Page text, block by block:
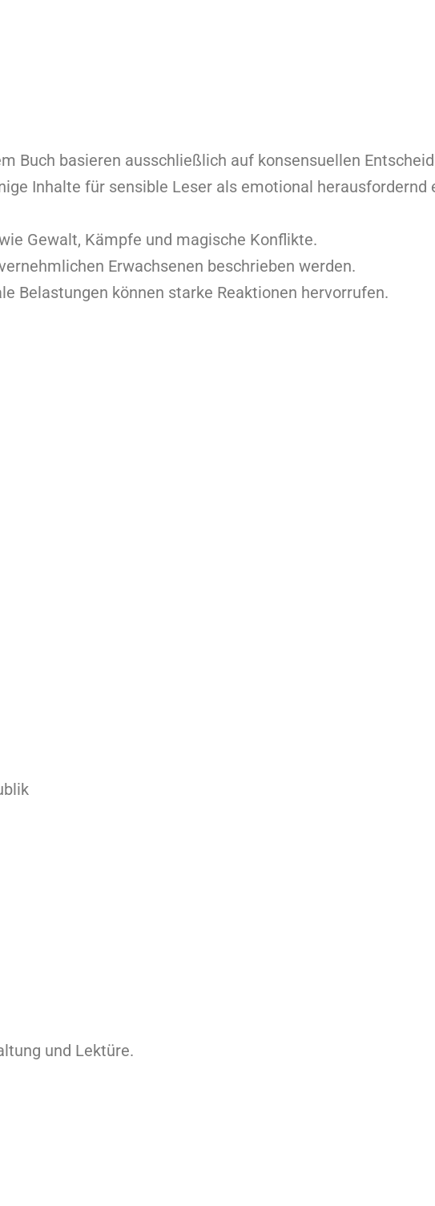
Buch basieren ausschließlich auf konsensuellen
Inhalte für sensible Leser als emotional herausfordernd
Gewalt, Kämpfe und magische Konflikte.
Erwachsenen beschrieben werden.
Belastungen können starke Reaktionen hervorrufen.
und Lektüre.